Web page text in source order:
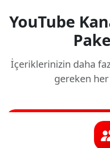
YouTube
İçeriklerinizin daha
gereken